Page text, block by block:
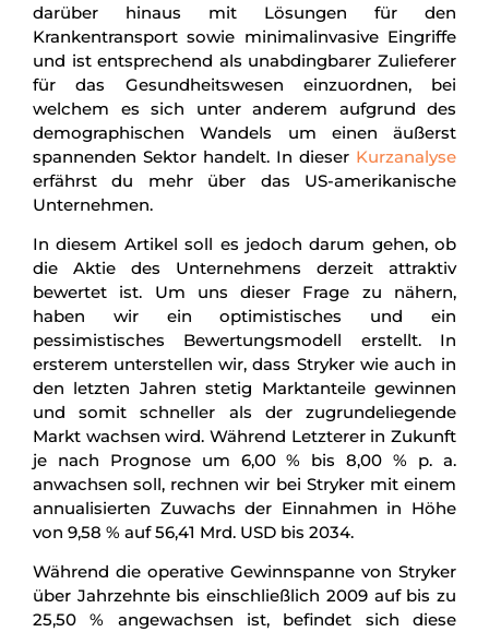
darüber hinaus mit Lösungen für den
Krankentransport sowie minimalinvasive Eingriffe
und ist entsprechend als unabdingbarer Zulieferer
für das Gesundheitswesen einzuordnen, bei
welchem es sich unter anderem aufgrund des
demographischen Wandels um einen äußerst
spannenden Sektor handelt. In dieser Kurzanalyse
erfährst du mehr über das US-amerikanische
Unternehmen.
In diesem Artikel soll es jedoch darum gehen, ob
die Aktie des Unternehmens derzeit attraktiv
bewertet ist. Um uns dieser Frage zu nähern,
haben wir ein optimistisches und ein
pessimistisches Bewertungsmodell erstellt. In
ersterem unterstellen wir, dass Stryker wie auch in
den letzten Jahren stetig Marktanteile gewinnen
und somit schneller als der zugrundeliegende
Markt wachsen wird. Während Letzterer in Zukunft
je nach Prognose um 6,00 % bis 8,00 % p. a.
anwachsen soll, rechnen wir bei Stryker mit einem
annualisierten Zuwachs der Einnahmen in Höhe
von 9,58 % auf 56,41 Mrd. USD bis 2034.
Während die operative Gewinnspanne von Stryker
über Jahrzehnte bis einschließlich 2009 auf bis zu
25,50 % angewachsen ist, befindet sich diese